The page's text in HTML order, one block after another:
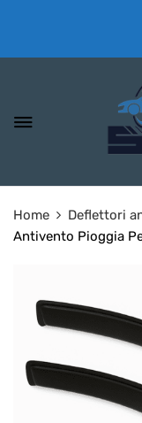
Home Deflettori
Antivento Pioggia